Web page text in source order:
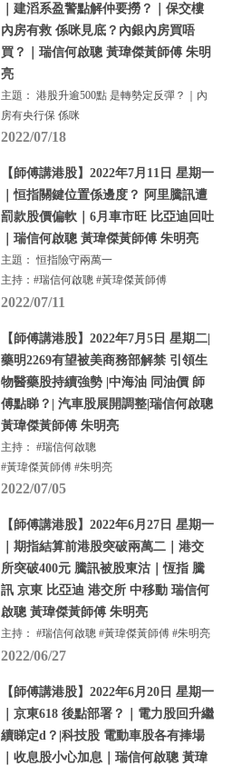
｜建滔系盈警點解仲要撈？｜保交樓
內房有救 係咪見底？內銀內房買唔
買？｜瑞信何啟聰 黃瑋傑黃師傅 朱明
亮
主題： 港股升逾500點 是轉勢定反彈？｜內
房有央行保 係咪
2022/07/18
【師傅講港股】2022年7月11日 星期一
｜恒指關鍵位置係邊度？ 阿里騰訊遭
罰款股價偏軟｜6月車市旺 比亞迪回吐
｜瑞信何啟聰 黃瑋傑黃師傅 朱明亮
主題： 恒指險守兩萬一
主持：#瑞信何啟聰 #黃瑋傑黃師傅
2022/07/11
【師傅講港股】2022年7月5日 星期二|
藥明2269有望被美商務部解禁 引領生
物醫藥股持續強勢 |中海油 同油價 師
傅點睇？| 汽車股展開調整|瑞信何啟聰
黃瑋傑黃師傅 朱明亮
主持： #瑞信何啟聰
#黃瑋傑黃師傅 #朱明亮
2022/07/05
【師傅講港股】2022年6月27日 星期一
｜期指結算前港股突破兩萬二｜港交
所突破400元 騰訊被股東沽｜恆指 騰
訊 京東 比亞迪 港交所 中移動 瑞信何
啟聰 黃瑋傑黃師傅 朱明亮
主持： #瑞信何啟聰 #黃瑋傑黃師傅 #朱明亮
2022/06/27
【師傅講港股】2022年6月20日 星期一
｜京東618 後點部署？｜電力股回升繼
續睇定d？|科技股 電動車股各有捧場
｜收息股小心加息｜瑞信何啟聰 黃瑋